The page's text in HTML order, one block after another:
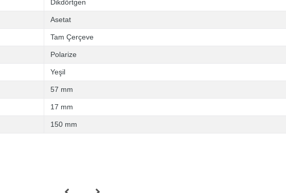
Dikdörtgen
Asetat
Tam Çerçeve
Polarize
Yeşil
57 mm
17 mm
150 mm